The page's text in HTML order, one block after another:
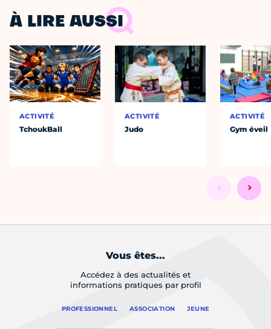
À LIRE AUSSI
ACTIVITÉ
TchoukBall
ACTIVITÉ
Judo
ACTIVITÉ
Gym éveil
Vous êtes...
Accédez à des actualités et
informations pratiques par profil
PROFESSIONNEL ASSOCIATION JEUNE